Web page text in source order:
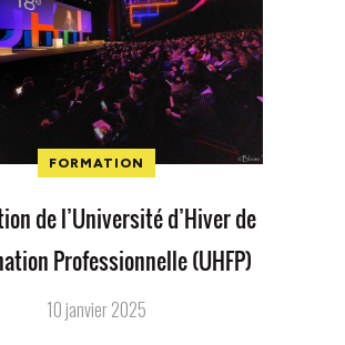
FORMATION
de l’Université d’Hiver de
Professionnelle (UHFP)
10 janvier 2025